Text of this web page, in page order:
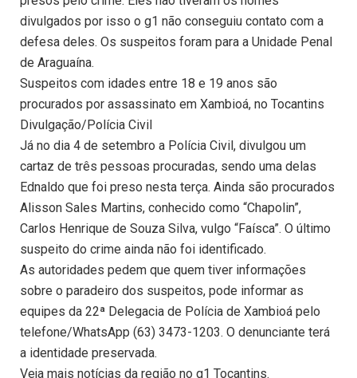
divulgados por isso o g1 não conseguiu contato com a
defesa deles. Os suspeitos foram para a Unidade Penal
de Araguaína.
Suspeitos com idades entre 18 e 19 anos são
procurados por assassinato em Xambioá, no Tocantins
Divulgação/Polícia Civil
Já no dia 4 de setembro a Polícia Civil, divulgou um
cartaz de três pessoas procuradas, sendo uma delas
Ednaldo que foi preso nesta terça. Ainda são procurados
Alisson Sales Martins, conhecido como “Chapolin”,
Carlos Henrique de Souza Silva, vulgo “Faísca”. O último
suspeito do crime ainda não foi identificado.
As autoridades pedem que quem tiver informações
sobre o paradeiro dos suspeitos, pode informar as
equipes da 22ª Delegacia de Polícia de Xambioá pelo
telefone/WhatsApp (63) 3473-1203. O denunciante terá
a identidade preservada.
Veja mais notícias da região no g1 Tocantins.